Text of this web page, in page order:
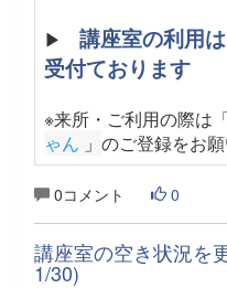
▶ 講座室の利用
受付ております
※来所・ご利用の際は
ゃん 」 のご登録をお願
0コメント 0
講座室の空き状況を
1/30)